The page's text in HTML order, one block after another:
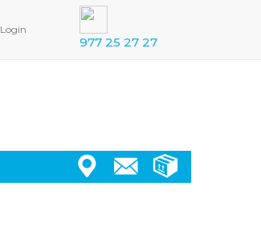
Login
977 25 27 27